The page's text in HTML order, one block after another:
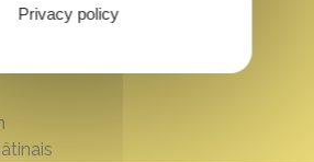
Privacy policy